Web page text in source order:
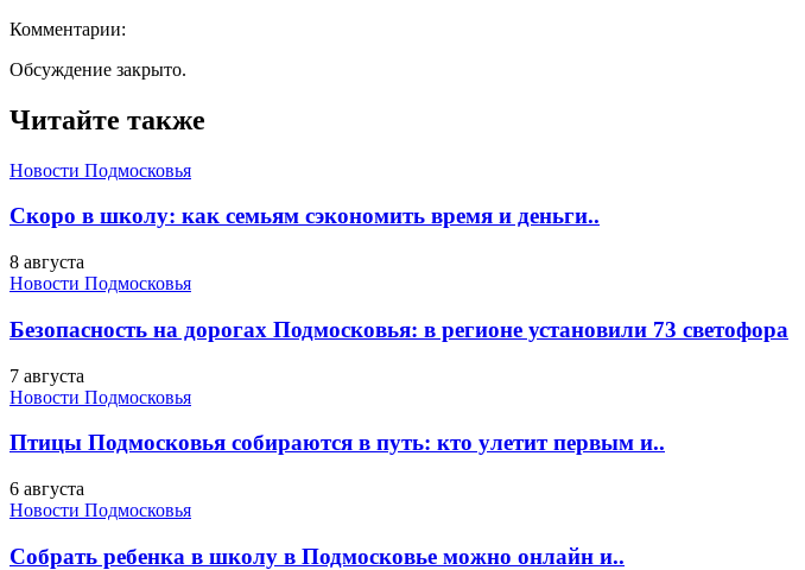
Комментарии:
Обсуждение закрыто.
Читайте также
Новости Подмосковья
Скоро в школу: как семьям сэкономить время и деньги..
8 августа
Новости Подмосковья
Безопасность на дорогах Подмосковья: в регионе установили 73 светофора
7 августа
Новости Подмосковья
Птицы Подмосковья собираются в путь: кто улетит первым и..
6 августа
Новости Подмосковья
Собрать ребенка в школу в Подмосковье можно онлайн и..